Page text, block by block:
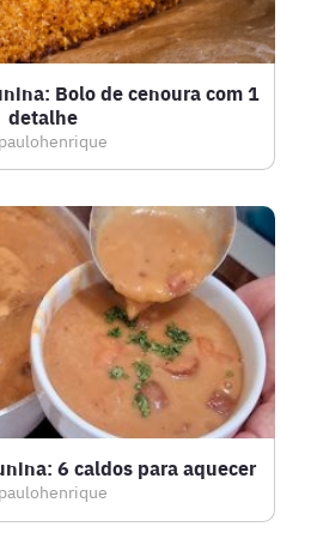
Bolo de cenoura com 1
detalhe
paulohenrique
6 caldos para aquecer
paulohenrique